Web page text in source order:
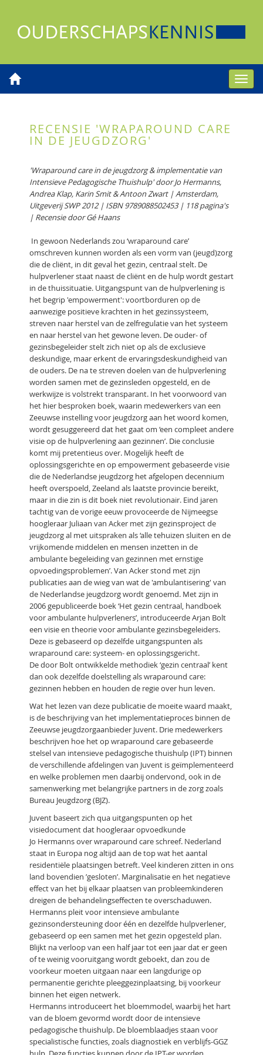
Toggle
RECENSIE 'WRAPAROUND CARE
IN DE JEUGDZORG'
'Wraparound care in de jeugdzorg & implementatie van
Intensieve Pedagogische Thuishulp' door Jo Hermanns,
Andrea Klap, Karin Smit & Antoon Zwart | Amsterdam,
Uitgeverij SWP 2012 | ISBN 9789088502453 | 118 pagina's
| Recensie door Gé Haans
In gewoon Nederlands zou ‘wraparound care’
omschreven kunnen worden als een vorm van (jeugd)zorg
die de cliënt, in dit geval het gezin, centraal stelt. De
hulpverlener staat naast de cliënt en de hulp wordt gestart
in de thuissituatie. Uitgangspunt van de hulpverlening is
het begrip 'empowerment': voortborduren op de
aanwezige positieve krachten in het gezinssysteem,
streven naar herstel van de zelfregulatie van het systeem
en naar herstel van het gewone leven. De ouder- of
gezinsbegeleider stelt zich niet op als de exclusieve
deskundige, maar erkent de ervaringsdeskundigheid van
de ouders. De na te streven doelen van de hulpverlening
worden samen met de gezinsleden opgesteld, en de
werkwijze is volstrekt transparant. In het voorwoord van
het hier besproken boek, waarin medewerkers van een
Zeeuwse instelling voor jeugdzorg aan het woord komen,
wordt gesuggereerd dat het gaat om ‘een compleet andere
visie op de hulpverlening aan gezinnen’. Die conclusie
komt mij pretentieus over. Mogelijk heeft de
oplossingsgerichte en op empowerment gebaseerde visie
die de Nederlandse jeugdzorg het afgelopen decennium
heeft overspoeld, Zeeland als laatste provincie bereikt,
maar in die zin is dit boek niet revolutionair. Eind jaren
tachtig van de vorige eeuw provoceerde de Nijmeegse
hoogleraar Juliaan van Acker met zijn gezinsproject de
jeugdzorg al met uitspraken als ‘alle tehuizen sluiten en de
vrijkomende middelen en mensen inzetten in de
ambulante begeleiding van gezinnen met ernstige
opvoedingsproblemen’. Van Acker stond met zijn
publicaties aan de wieg van wat de 'ambulantisering' van
de Nederlandse jeugdzorg wordt genoemd. Met zijn in
2006 gepubliceerde boek ‘Het gezin centraal, handboek
voor ambulante hulpverleners’, introduceerde Arjan Bolt
een visie en theorie voor ambulante gezinsbegeleiders.
Deze is gebaseerd op dezelfde uitgangspunten als
wraparound care: systeem- en oplossingsgericht.
De door Bolt ontwikkelde methodiek ‘gezin centraal’ kent
dan ook dezelfde doelstelling als wraparound care:
gezinnen hebben en houden de regie over hun leven.
Wat het lezen van deze publicatie de moeite waard maakt,
is de beschrijving van het implementatieproces binnen de
Zeeuwse jeugdzorgaanbieder Juvent. Drie medewerkers
beschrijven hoe het op wraparound care gebaseerde
stelsel van intensieve pedagogische thuishulp (IPT) binnen
de verschillende afdelingen van Juvent is geïmplementeerd
en welke problemen men daarbij ondervond, ook in de
samenwerking met belangrijke partners in de zorg zoals
Bureau Jeugdzorg (BJZ).
Juvent baseert zich qua uitgangspunten op het
visiedocument dat hoogleraar opvoedkunde
Jo Hermanns over wraparound care schreef. Nederland
staat in Europa nog altijd aan de top wat het aantal
residentiële plaatsingen betreft. Veel kinderen zitten in ons
land bovendien ’gesloten’. Marginalisatie en het negatieve
effect van het bij elkaar plaatsen van probleemkinderen
dreigen de behandelingseffecten te overschaduwen.
Hermanns pleit voor intensieve ambulante
gezinsondersteuning door één en dezelfde hulpverlener,
gebaseerd op een samen met het gezin opgesteld plan.
Blijkt na verloop van een half jaar tot een jaar dat er geen
of te weinig vooruitgang wordt geboekt, dan zou de
voorkeur moeten uitgaan naar een langdurige op
permanentie gerichte pleeggezinplaatsing, bij voorkeur
binnen het eigen netwerk.
Hermanns introduceert het bloemmodel, waarbij het hart
van de bloem gevormd wordt door de intensieve
pedagogische thuishulp. De bloemblaadjes staan voor
specialistische functies, zoals diagnostiek en verblijfs-GGZ